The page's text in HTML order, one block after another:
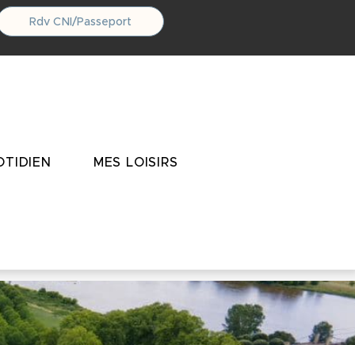
Rdv CNI/Passeport
MES LOISIRS